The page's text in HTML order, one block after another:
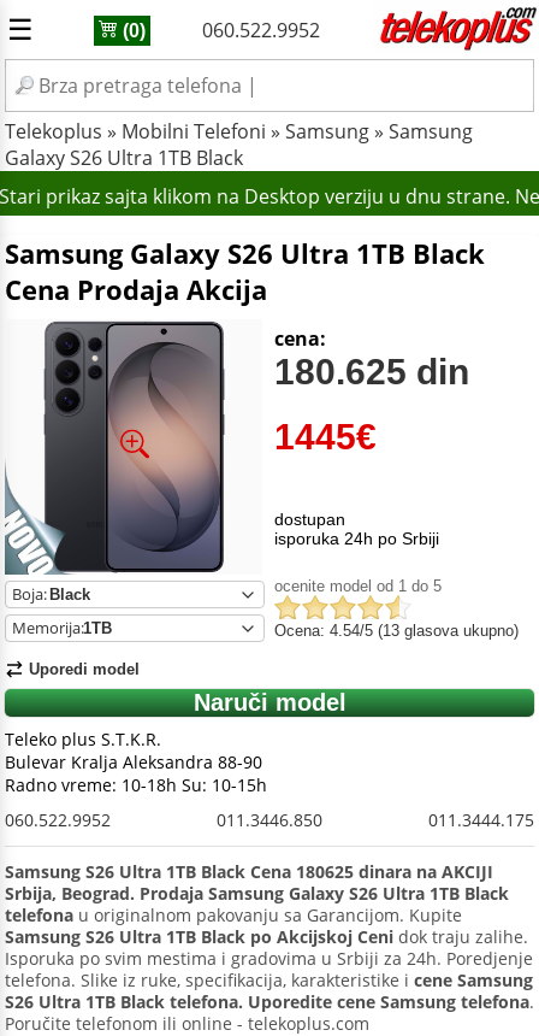
☰ (0) 060.522.9952
Telekoplus » Mobilni Telefoni » Samsung» Samsung
Galaxy S26 Ultra 1TB Black
prikaz sajta klikom na Desktop verziju u dnu strane.
Samsung Galaxy S26 Ultra 1TB Black
Cena Prodaja Akcija
Boja:
Memorija:
Uporedi model
1445€
cena:
180.625 din
dostupan
isporuka 24h po Srbiji
ocenite model od 1 do 5
Ocena: 4.54/5 (13 glasova ukupno)
Naruči model
Teleko plus S.T.K.R.
Bulevar Kralja Aleksandra 88-90
Radno vreme: 10-18h Su: 10-15h
060.522.9952
011.3446.850 011.3444.175
Samsung S26 Ultra 1TB Black Cena 180625 dinara na AKCIJI
Srbija, Beograd. Prodaja Samsung Galaxy S26 Ultra 1TB Black
telefona u originalnom pakovanju sa Garancijom. Kupite
Samsung S26 Ultra 1TB Black po Akcijskoj Ceni dok traju zalihe.
Isporuka po svim mestima i gradovima u Srbiji za 24h. Poredjenje
telefona. Slike iz ruke, specifikacija, karakteristike i cene Samsung
S26 Ultra 1TB Black telefona. Uporedite cene Samsung telefona.
Poručite telefonom ili online - telekoplus.com